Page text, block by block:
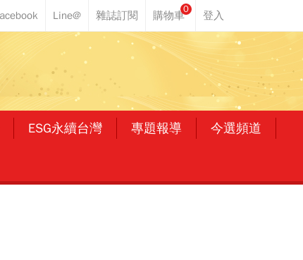
0
ESG永續台灣 專題報導 今選頻道